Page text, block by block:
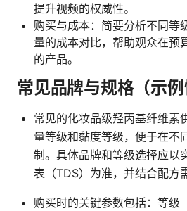
提升视频的权威性。
购买与成本：简要分析不同等
量的成本对比，帮助观众在预
的产品。
常见品牌与规格（示例
常见的化妆品级羟丙基纤维素
量等级和黏度等级，便于在不
制。具体品牌和等级选择应以
表（TDS）为准，并结合配方
购买时的关键参数包括：等级